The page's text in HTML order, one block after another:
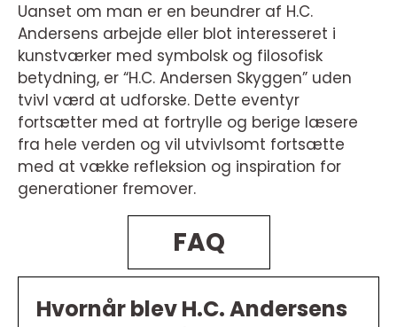
Uanset om man er en beundrer af H.C.
Andersens arbejde eller blot interesseret i
kunstværker med symbolsk og filosofisk
betydning, er “H.C. Andersen Skyggen” uden
tvivl værd at udforske. Dette eventyr
fortsætter med at fortrylle og berige læsere
fra hele verden og vil utvivlsomt fortsætte
med at vække refleksion og inspiration for
generationer fremover.
FAQ
Hvornår blev H.C. Andersens